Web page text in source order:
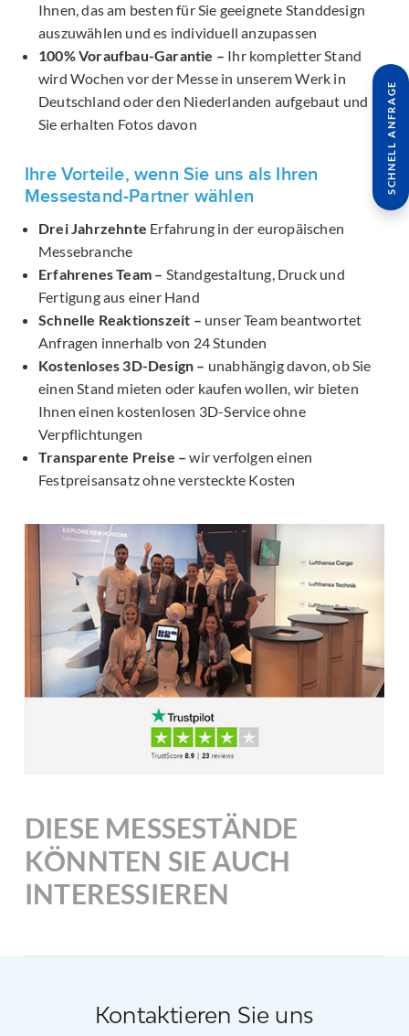
Ihnen, das am besten für Sie geeignete Standdesign
auszuwählen und es individuell anzupassen
100% Voraufbau-Garantie – Ihr kompletter Stand
wird Wochen vor der Messe in unserem Werk in
Deutschland oder den Niederlanden aufgebaut und
Sie erhalten Fotos davon
Ihre Vorteile, wenn Sie uns als Ihren
Messestand-Partner wählen
Drei Jahrzehnte Erfahrung in der europäischen
Messebranche
Erfahrenes Team – Standgestaltung, Druck und
Fertigung aus einer Hand
Schnelle Reaktionszeit – unser Team beantwortet
Anfragen innerhalb von 24 Stunden
Kostenloses 3D-Design – unabhängig davon, ob Sie
einen Stand mieten oder kaufen wollen, wir bieten
Ihnen einen kostenlosen 3D-Service ohne
Verpflichtungen
Transparente Preise – wir verfolgen einen
Festpreisansatz ohne versteckte Kosten
DIESE MESSESTÄNDE
KÖNNTEN SIE AUCH
INTERESSIEREN
SCHNELL ANFRAGE
Kontaktieren Sie uns